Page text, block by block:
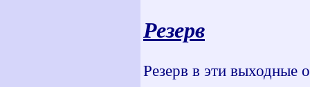
Резерв
Резерв в эти выходные